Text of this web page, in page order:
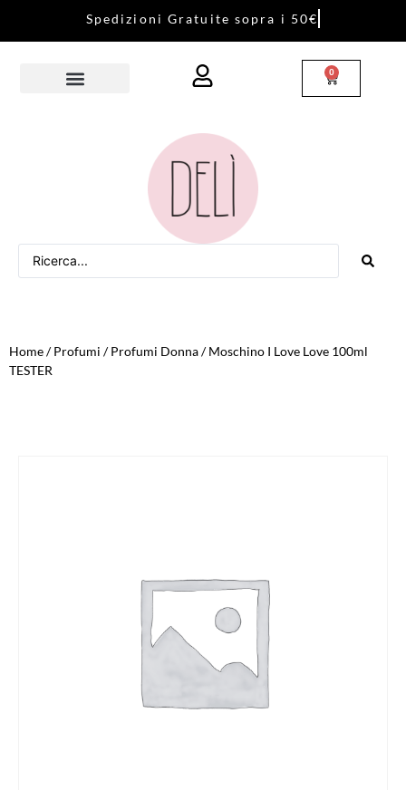
Sped izi on i Gratu ite sopra i 50€
0
Home/Profumi /Profumi Donna/ Moschino I Love Love 100ml
TESTER